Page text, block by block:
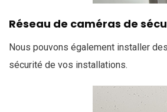
Réseau de caméras de
Nous pouvons également installer
sécurité de vos installations.